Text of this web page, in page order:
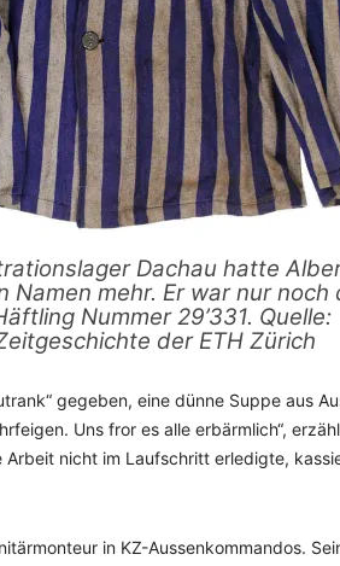
Dachau hatte
Namen mehr. Er war nur noch
Nummer 29’331. Quelle:
der ETH Zürich
gegeben, eine dünne Suppe aus
Uns fror es alle erbärmlich“,
Arbeit nicht im Laufschritt erledigte,
in KZ-Aussenkommandos.